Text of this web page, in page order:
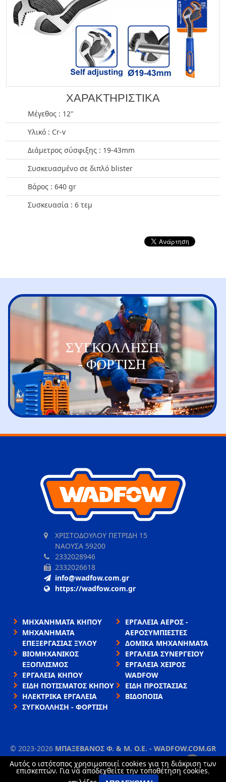
ΧΑΡΑΚΤΗΡΙΣΤΙΚΑ
Μέγεθος : 12"
Υλικό : Cr-v
Διάμετρος σύσφιξης : 19-43mm
Συσκευασμένο σε διπλό blister
Βάρος : 640 gr
Συσκευασία : 6 τεμ
ΣΥΓΚΟΛΛΗΣΗ
- ΦΟΡΤΙΣΗ
ΧΡΙΣΤΟΔΟΥΛΟΥ ΠΕΤΡΙΔΗ 15
ΝΑΟΥΣΑ 59200
2332028946
2332026618
info@wadfow.com.gr
https://wadfow.com.gr
ΜΗΧΑΝΗΜΑΤΑ ΚΗΠΟΥ
ΜΗΧΑΝΗΜΑΤΑ
ΕΠΕΞΕΡΓΑΣΙΑΣ ΞΥΛΟΥ
ΒΙΟΜΗΧΑΝΙΚΟΣ
ΕΞΟΠΛΙΣΜΟΣ
ΕΡΓΑΛΕΙΑ ΚΗΠΟΥ
ΕΙΔΗ ΠΟΤΙΣΜΑΤΟΣ ΚΗΠΟΥ
ΗΛΕΚΤΡΙΚΑ ΕΡΓΑΛΕΙΑ
ΣΥΓΚΟΛΛΗΣΗ - ΦΟΡΤΙΣΗ
ΕΡΓΑΛΕΙΑ ΑΕΡΟΣ -
ΑΕΡΟΣΥΜΠΙΕΣΤΕΣ
ΔΟΜΙΚΑ ΜΗΧΑΝΗΜΑΤΑ
ΕΡΓΑΛΕΙΑ ΣΥΝΕΡΓΕΙΟΥ
ΕΡΓΑΛΕΙΑ ΧΕΙΡΟΣ
WADFOW
ΕΙΔΗ ΠΡΟΣΤΑΣΙΑΣ
ΒΙΔΟΠΟΙΙΑ
© 2023-2026 ΜΠΑΞΕΒΑΝΟΣ Φ. & Μ. Ο.Ε. - WADFOW.COM.GR
ΌΡΟΙ ΧΡΉΣΗΣ•ΠΟΛΙΤΙΚΉ ΑΠΟΡΡΉΤΟΥ•ΧΡΉΣΗ COOKIES
TORUS website ×
Αυτός ο ιστότοπος χρησιμοποιεί cookies για τη διάκριση των
επισκεπτών. Για να αποδεχθείτε την τοποθέτηση cookies,